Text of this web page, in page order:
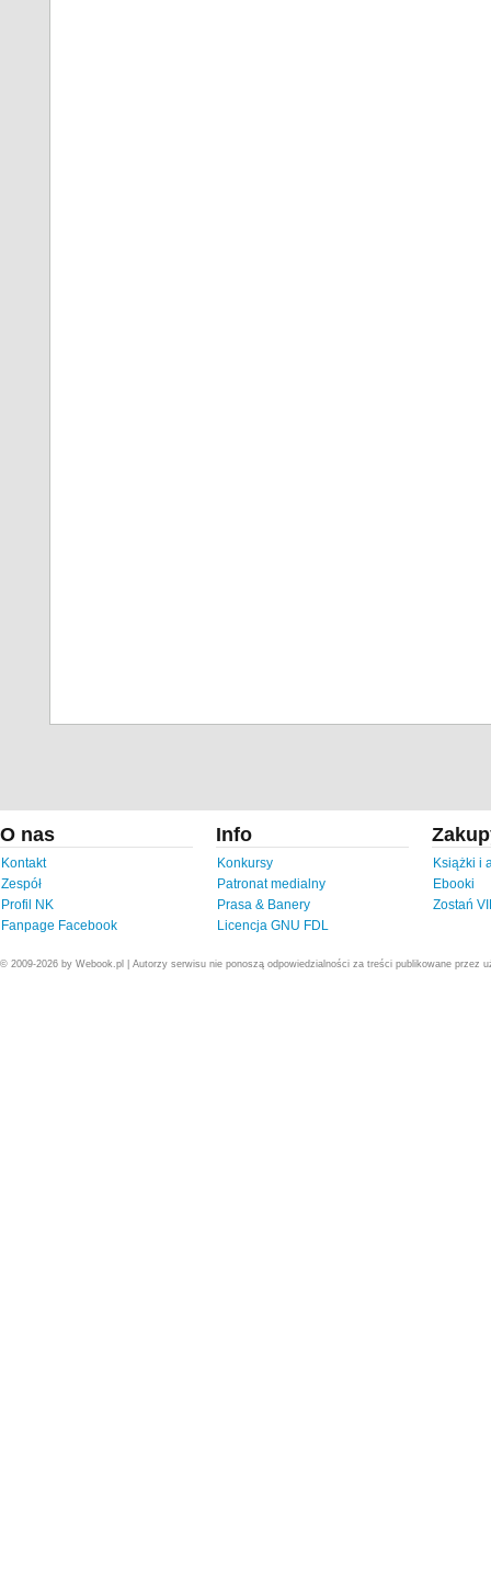
O nas
Kontakt
Zespół
Profil NK
Fanpage Facebook
Info
Konkursy
Patronat medialny
Prasa & Banery
Licencja GNU FDL
Książki i
Ebooki
Zostań
© 2009-2026 by Webook.pl | Autorzy serwisu nie ponoszą odpowiedzialności za treści publikowane przez